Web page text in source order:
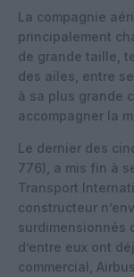
La compagnie
principalement
de grande taille,
des ailes, entre
à sa plus grande
accompagner la
Le dernier des
776), a mis fin à
Transport
constructeur
surdimensionnés
d’entre eux ont
commercial,